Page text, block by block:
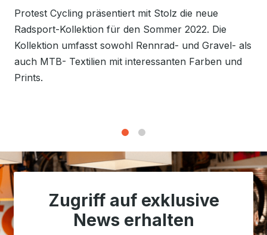
Protest Cycling präsentiert mit Stolz die neue
Radsport-Kollektion für den Sommer 2022. Die
Kollektion umfasst sowohl Rennrad- und Gravel- als
auch MTB- Textilien mit interessanten Farben und
Prints.
Zugriff auf exklusive
News erhalten